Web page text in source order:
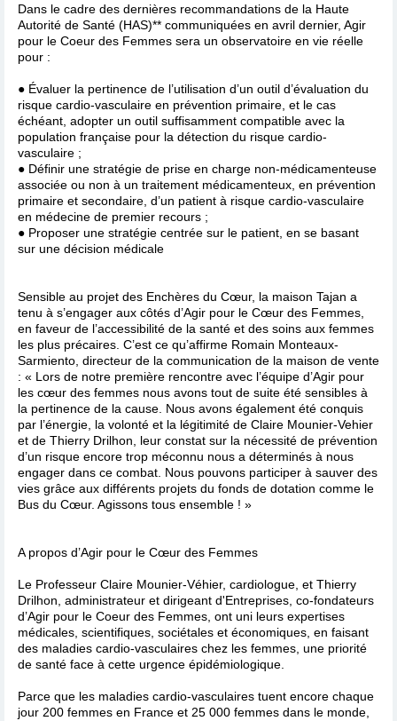
Dans le cadre des dernières recommandations de la Haute
Autorité de Santé (HAS)** communiquées en avril dernier, Agir
pour le Coeur des Femmes sera un observatoire en vie réelle
pour :
● Évaluer la pertinence de l’utilisation d’un outil d’évaluation du
risque cardio-vasculaire en prévention primaire, et le cas
échéant, adopter un outil suffisamment compatible avec la
population française pour la détection du risque cardio-
vasculaire ;
● Définir une stratégie de prise en charge non-médicamenteuse
associée ou non à un traitement médicamenteux, en prévention
primaire et secondaire, d’un patient à risque cardio-vasculaire
en médecine de premier recours ;
● Proposer une stratégie centrée sur le patient, en se basant
sur une décision médicale
Sensible au projet des Enchères du Cœur, la maison Tajan a
tenu à s’engager aux côtés d’Agir pour le Cœur des Femmes,
en faveur de l’accessibilité de la santé et des soins aux femmes
les plus précaires. C’est ce qu’affirme Romain Monteaux-
Sarmiento, directeur de la communication de la maison de vente
: « Lors de notre première rencontre avec l’équipe d’Agir pour
les cœur des femmes nous avons tout de suite été sensibles à
la pertinence de la cause. Nous avons également été conquis
par l’énergie, la volonté et la légitimité de Claire Mounier-Vehier
et de Thierry Drilhon, leur constat sur la nécessité de prévention
d’un risque encore trop méconnu nous a déterminés à nous
engager dans ce combat. Nous pouvons participer à sauver des
vies grâce aux différents projets du fonds de dotation comme le
Bus du Cœur. Agissons tous ensemble ! »
A propos d’Agir pour le Cœur des Femmes
Le Professeur Claire Mounier-Véhier, cardiologue, et Thierry
Drilhon, administrateur et dirigeant d'Entreprises, co-fondateurs
d’Agir pour le Coeur des Femmes, ont uni leurs expertises
médicales, scientifiques, sociétales et économiques, en faisant
des maladies cardio-vasculaires chez les femmes, une priorité
de santé face à cette urgence épidémiologique.
Parce que les maladies cardio-vasculaires tuent encore chaque
jour 200 femmes en France et 25 000 femmes dans le monde,